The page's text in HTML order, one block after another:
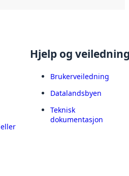
Hjelp og
Brukerveiledning
Datalandsbyen
Teknisk
dokumentasjon